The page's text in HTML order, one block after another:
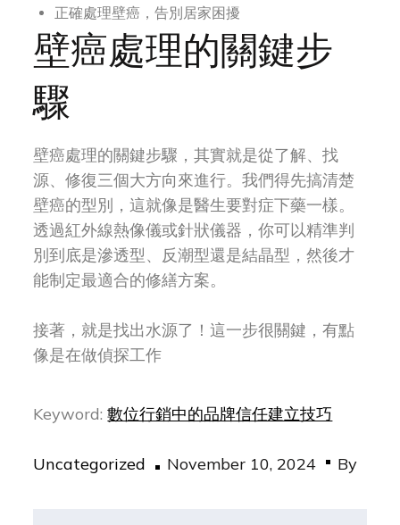
正確處理壁癌，告別居家困擾
壁癌處理的關鍵步
驟
壁癌處理的關鍵步驟，其實就是從了解、找
源、修復三個大方向來進行。我們得先搞清楚
壁癌的型別，這就像是醫生要對症下藥一樣。
透過紅外線熱像儀或針狀儀器，你可以精準判
別到底是滲透型、反潮型還是結晶型，然後才
能制定最適合的修繕方案。
接著，就是找出水源了！這一步很關鍵，有點
像是在做偵探工作
Keyword:數位行銷中的品牌信任建立技巧
Uncategorized
Posted
November 10, 2024 By